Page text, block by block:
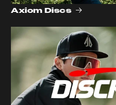
Axiom Discs